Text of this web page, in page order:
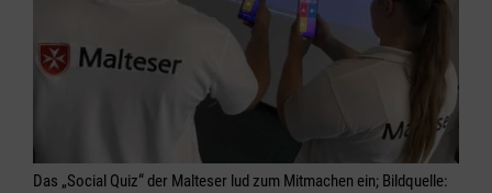
Das „Social Quiz“ der Malteser lud zum Mitmachen ein; Bildquelle: